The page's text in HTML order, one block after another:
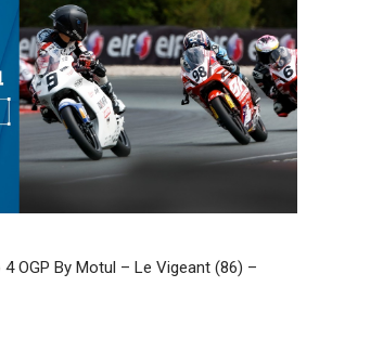
OGP By Motul – Le Vigeant (86) –